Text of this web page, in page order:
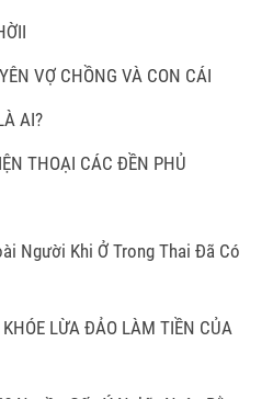
VỢ CHỒNG VÀ CON CÁI
AI?
THOẠI CÁC ĐỀN PHỦ
Người Khi Ở Trong Thai Đã Có
LỪA ĐẢO LÀM TIỀN CỦA